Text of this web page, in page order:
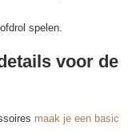
spelen.
voor de
maak je een basic